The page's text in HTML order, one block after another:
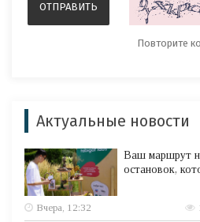
Актуальные новости
Ваш маршрут
остановок,
Вчера, 12:32